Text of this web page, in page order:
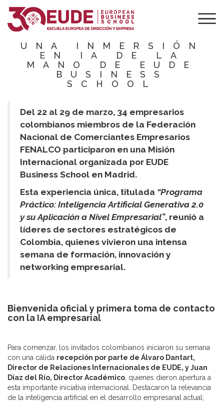
MISIÓN
INTERNACIONAL
UNA INMERSIÓN
EN IA DE LA
MANO DE EUDE
BUSINESS
SCHOOL
Del 22 al 29 de marzo, 34 empresarios
colombianos miembros de la Federación
Nacional de Comerciantes Empresarios
FENALCO participaron en una Misión
Internacional organizada por EUDE
Business School en Madrid.
Esta experiencia única, titulada “Programa
Práctico: Inteligencia Artificial Generativa 2.0
y su Aplicación a Nivel Empresarial”, reunió a
líderes de sectores estratégicos de
Colombia, quienes vivieron una intensa
semana de formación, innovación y
networking empresarial.
Bienvenida oficial y primera toma de contacto
con la IA empresarial
Para comenzar, los invitados colombianos iniciaron su semana
con una cálida recepción por parte de Álvaro Dantart,
Director de Relaciones Internacionales de EUDE, y Juan
Díaz del Río, Director Académico , quienes dieron apertura a
esta importante iniciativa internacional. Destacaron la relevancia
de la inteligencia artificial en el desarrollo empresarial actual;